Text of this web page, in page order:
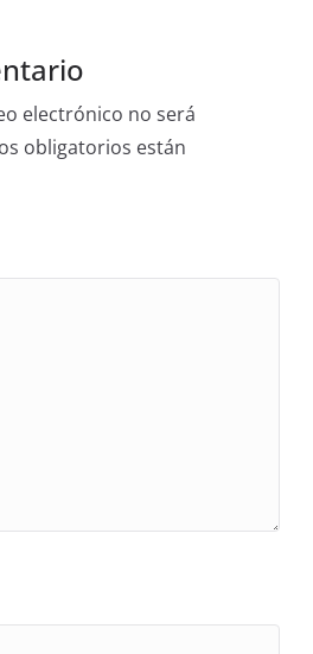
electrónico no será
obligatorios están